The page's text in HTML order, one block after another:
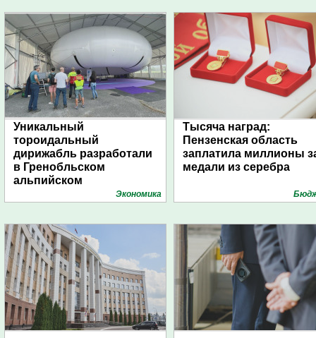
Уникальный
тороидальный
дирижабль разработали
в Гренобльском
альпийском
Экономика
Тысяча наград:
Пензенская область
заплатила миллионы
медали из серебра